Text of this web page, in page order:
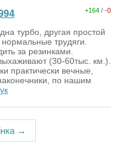
+164 / -0
турбо, другая простой
трудяги.
за резинками.
(30-60тыс. км.).
практически вечные,
по нашим
→